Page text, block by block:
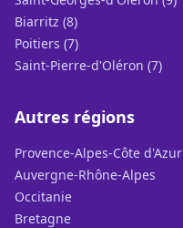
Biarritz (8)
Poitiers (7)
Saint-Pierre-d'Oléron (7)
Autres régions
Provence-Alpes-Côte d'Azur
Auvergne-Rhône-Alpes
Occitanie
Bretagne